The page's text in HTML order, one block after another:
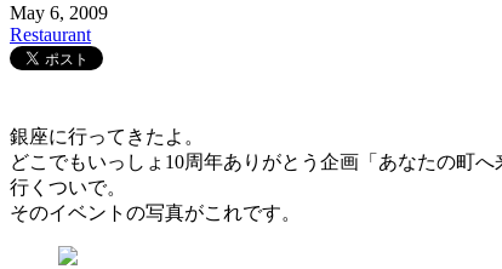
May 6, 2009
Restaurant
銀座に行ってきたよ。
どこでもいっしょ10周年ありがとう企画「あなたの町
行くついで。
そのイベントの写真がこれです。